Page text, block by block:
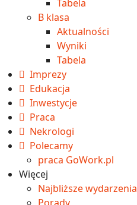
Tabela
B klasa
Aktualności
Wyniki
Tabela
Imprezy
Edukacja
Inwestycje
Praca
Nekrologi
Polecamy
praca GoWork.pl
Więcej
Najbliższe wydarzenia